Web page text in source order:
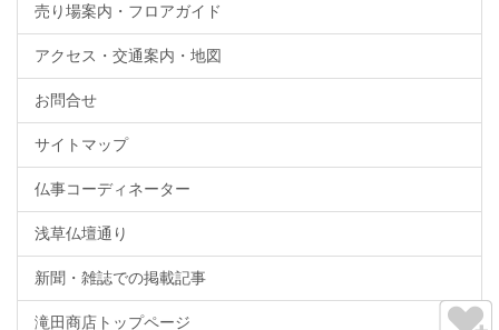
売り場案内・フロアガイド
アクセス・交通案内・地図
お問合せ
サイトマップ
仏事コーディネーター
浅草仏壇通り
新聞・雑誌での掲載記事
滝田商店トップページ